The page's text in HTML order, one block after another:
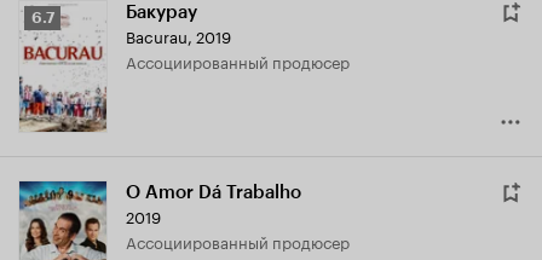
Рейтинг
Кинопоиска
6.7
6.7 Бакурау
Bacurau, 2019
ассоциированный продюсер
O Amor Dá Trabalho
2019
ассоциированный продюсер